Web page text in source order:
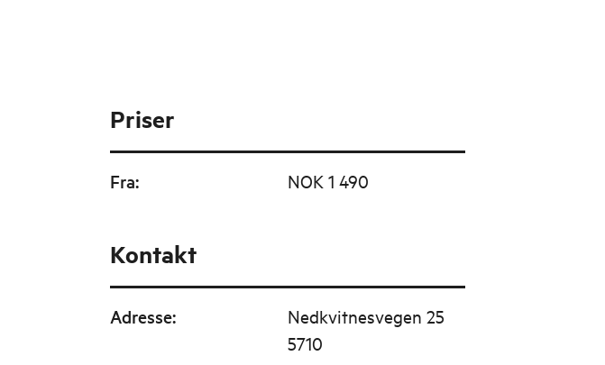
Priser
Fra: NOK 1 490
Kontakt
Adresse:
Nedkvitnesvegen 25
5710